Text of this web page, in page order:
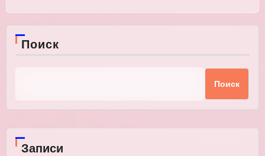
Поиск
Поиск
Записи